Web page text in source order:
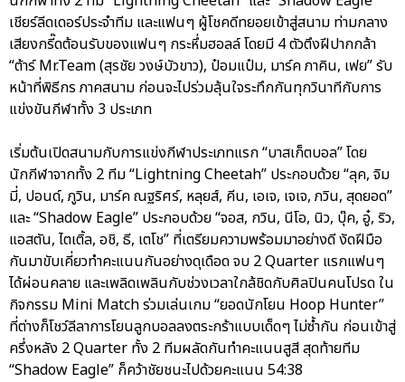
เชียร์ลีดเดอร์ประจำทีม และแฟนๆ ผู้โชคดีทยอยเข้าสู่สนาม ท่ามกลาง
เสียงกรี๊ดต้อนรับของแฟนๆ กระหึ่มฮอลล์ โดยมี 4 ตัวตึงฝีปากกล้า
“ต้าร์ Mr.Team (สุรชัย วงษ์บัวขาว), ป๋อมแป๋ม, มาร์ค ภาคิน, เฟย” รับ
หน้าที่พิธีกร ภาคสนาม ก่อนจะไปร่วมลุ้นใจระทึกกันทุกวินาทีกับการ
แข่งขันกีฬาทั้ง 3 ประเภท
เริ่มต้นเปิดสนามกับการแข่งกีฬาประเภทแรก “บาสเก็ตบอล” โดย
นักกีฬาจากทั้ง 2 ทีม “Lightning Cheetah” ประกอบด้วย “ลุค, จิม
มี่, ปอนด์, ภูวิน, มาร์ค ณฐริศร์, หลุยส์, คีน, เอเจ, เจเจ, ภวิน, สุดยอด”
และ “Shadow Eagle” ประกอบด้วย “จอส, กวิน, นีโอ, นิว, บุ๊ค, อู๋, ริว,
แอสตัน, ไตเติ้ล, อชิ, ธี, เตโช” ที่เตรียมความพร้อมมาอย่างดี งัดฝีมือ
กันมาขับเคี่ยวทำคะแนนกันอย่างดุเดือด จบ 2 Quarter แรกแฟนๆ
ได้ผ่อนคลาย และเพลิดเพลินกับช่วงเวลาใกล้ชิดกับศิลปินคนโปรด ใน
กิจกรรม Mini Match ร่วมเล่นเกม “ยอดนักโยน Hoop Hunter”
ที่ต่างก็โชว์ลีลาการโยนลูกบอลลงตระกร้าแบบเด็ดๆ ไม่ซ้ำกัน ก่อนเข้าสู่
ครึ่งหลัง 2 Quarter ทั้ง 2 ทีมผลัดกันทำคะแนนสูสี สุดท้ายทีม
“Shadow Eagle” ก็คว้าชัยชนะไปด้วยคะแนน 54:38